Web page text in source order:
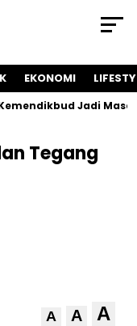
EKONOMI
Jadi Masalah
Tegang
A A A